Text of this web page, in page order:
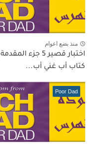
منذ بضع اعوام
اختبار قصير 5 جزء المقدمة |
كتاب أب غني أب...
Poor Dad